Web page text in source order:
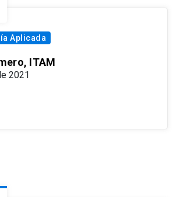
Aplicada
ITAM
2021